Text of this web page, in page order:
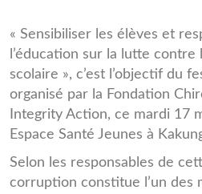
FOCHI.jpg
« Sensibiliser les élèves et
l’éducation sur la lutte
scolaire », c’est l’objectif du
organisé par la Fondation
Integrity Action, ce mardi 17
Espace Santé Jeunes à
Selon les responsables de
corruption constitue l’un des